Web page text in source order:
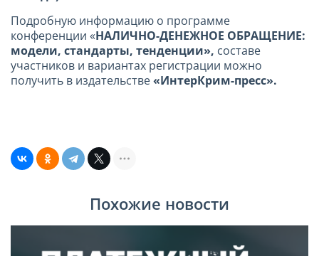
Подробную информацию о программе
конференции «НАЛИЧНО-ДЕНЕЖНОЕ ОБРАЩЕНИЕ:
модели, стандарты, тенденции», составе
участников и вариантах регистрации можно
получить в издательстве«ИнтерКрим-пресс».
Похожие новости